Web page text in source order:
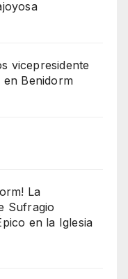
vicepresidente
Benidorm
La
Sufragio
en la Iglesia